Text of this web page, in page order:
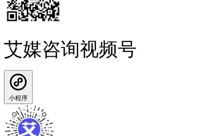
艾媒咨询视频号
小程序